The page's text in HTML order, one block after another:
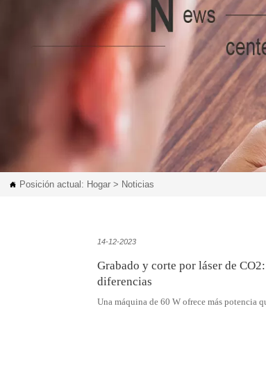
 Posición actual: Hogar > Noticias
14-12-2023
Grabado y corte por láser de
diferencias
Una máquina de 60 W ofrece más potencia